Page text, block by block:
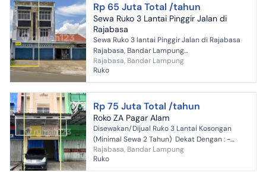
Rp 65 Juta Total /tahun
Sewa Ruko 3 Lantai Pinggir Jalan di
Rajabasa
Sewa Ruko 3 lantai Pinggir Jalan di Rajabasa
Rajabasa, Bandar Lampung
===================== SPESIFIKASI UNIT *
SHM * LT : 115 m2 ; (5 X 23) * LB :...
Rajabasa, Bandar Lampung
Ruko
Rp 75 Juta Total /tahun
Roko ZA Pagar Alam
Disewakan/Dijual Ruko 3 Lantai Kosongan
(Minimal Sewa 2 Tahun) Dekat Dengan : -
Terminal Rajabasa - Bunderah Hajimena -
Dinas PU Lampung - C...
Rajabasa, Bandar Lampung
Ruko